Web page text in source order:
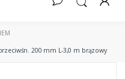
200 mm L-3,0 m brązowy